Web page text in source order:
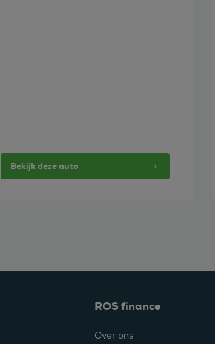
Bekijk deze auto
ROS finance
Over ons